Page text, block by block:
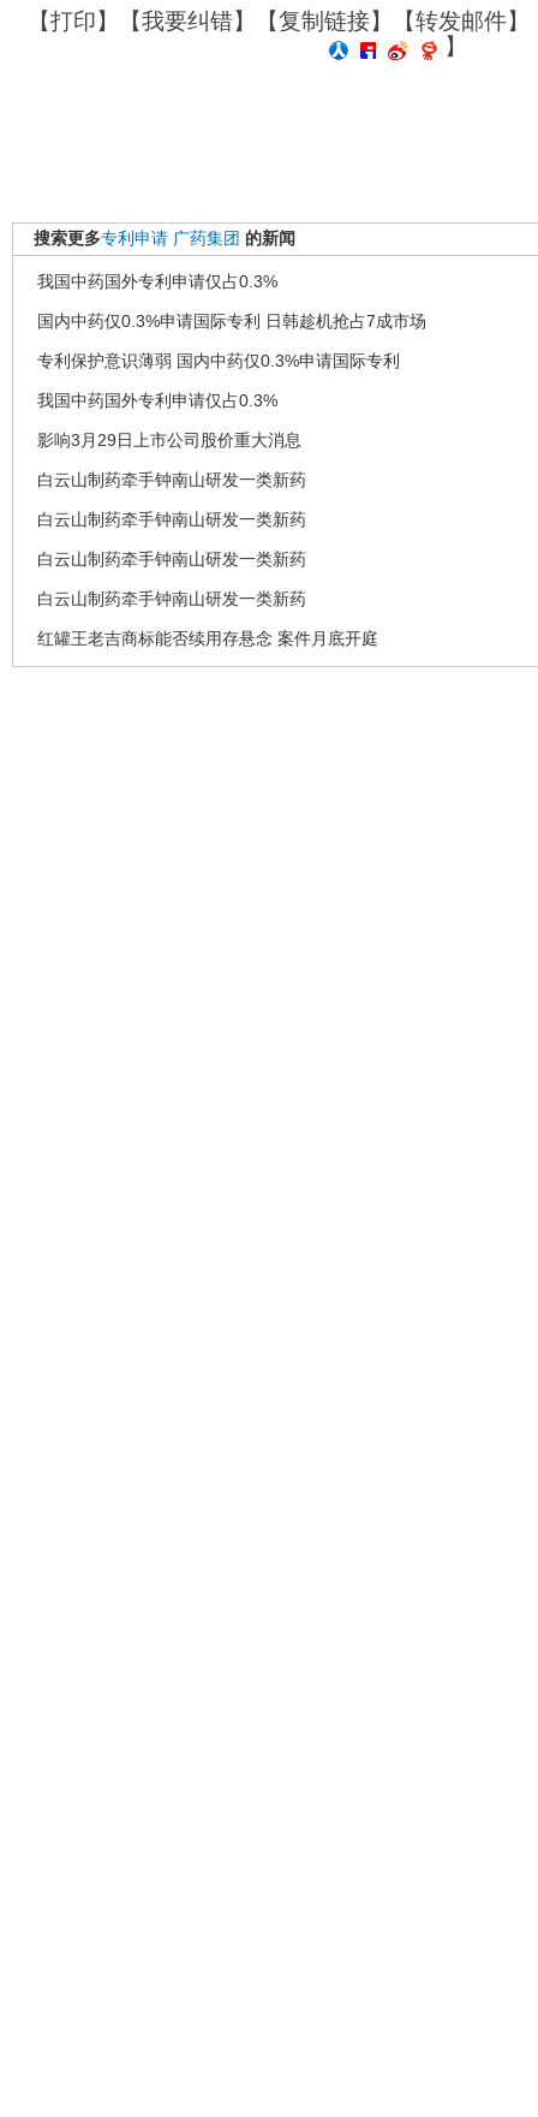
【打印】【我要纠错】【复制链接】【转发邮件】
】
搜索更多专利申请 广药集团 的新闻
我国中药国外专利申请仅占0.3%
国内中药仅0.3%申请国际专利 日韩趁机抢占7成市场
专利保护意识薄弱 国内中药仅0.3%申请国际专利
我国中药国外专利申请仅占0.3%
影响3月29日上市公司股价重大消息
白云山制药牵手钟南山研发一类新药
白云山制药牵手钟南山研发一类新药
白云山制药牵手钟南山研发一类新药
白云山制药牵手钟南山研发一类新药
红罐王老吉商标能否续用存悬念 案件月底开庭